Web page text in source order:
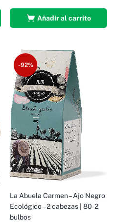
Añadir al carrito
-92%
La Abuela Carmen – Ajo Negro
Ecológico – 2 cabezas | 80-2
bulbos